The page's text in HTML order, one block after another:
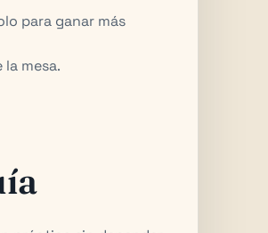
para ganar más
mesa.